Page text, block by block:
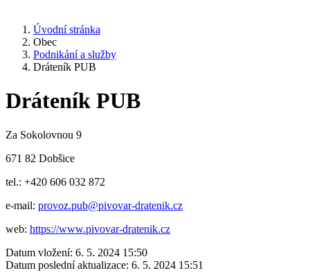
Úvodní stránka
Obec
Podnikání a služby
Dráteník PUB
Dráteník PUB
Za Sokolovnou 9
671 82 Dobšice
tel.: +420 606 032 872
e-mail: provoz.pub@pivovar-dratenik.cz
web: https://www.pivovar-dratenik.cz
Datum vložení: 6. 5. 2024 15:50
Datum poslední aktualizace: 6. 5. 2024 15:51